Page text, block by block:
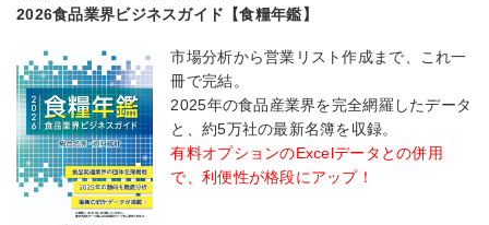
2026食品業界ビジネスガイド【食糧年鑑】
市場分析から営業リスト作成まで、これ一
冊で完結。
2025年の食品産業界を完全網羅したデータ
と、約5万社の最新名簿を収録。
有料オプションのExcelデータとの併用
で、利便性が格段にアップ！